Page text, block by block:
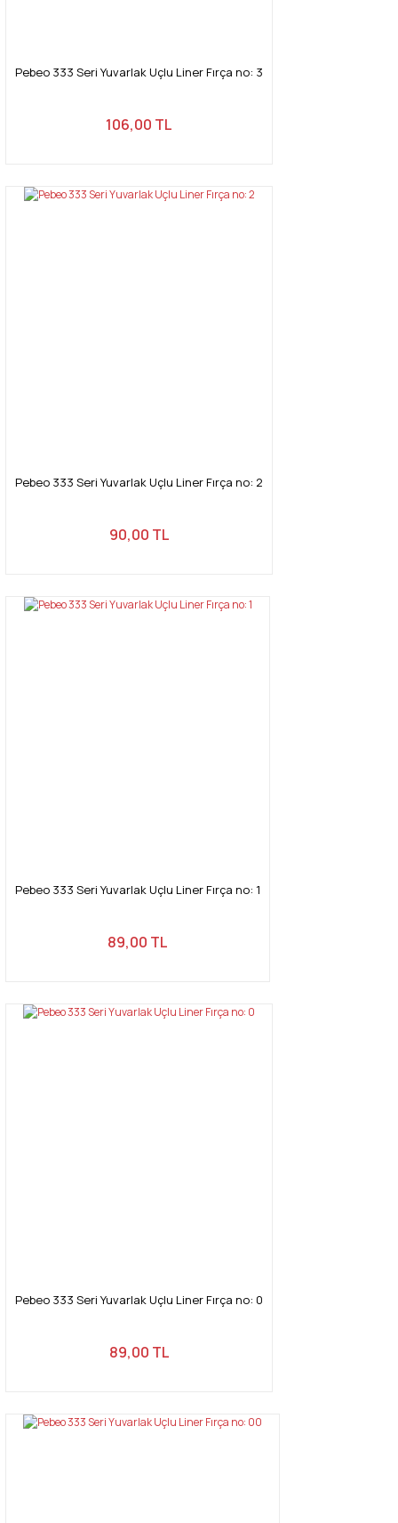
Pebeo 333 Seri Yuvarlak Uçlu Liner Fırça no: 3
106,00 TL
Pebeo 333 Seri Yuvarlak Uçlu Liner Fırça no: 2
90,00 TL
Pebeo 333 Seri Yuvarlak Uçlu Liner Fırça no: 1
89,00 TL
Pebeo 333 Seri Yuvarlak Uçlu Liner Fırça no: 0
89,00 TL